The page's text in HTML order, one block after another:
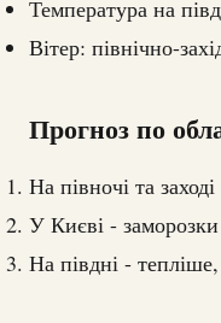
Температура на
Вітер: північно-
Прогноз по
На півночі та
У Києві -
На півдні -